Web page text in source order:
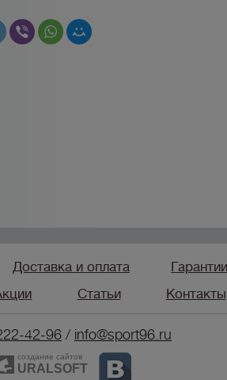
Доставка и оплата
Статьи Контакты
42-96/ info@sport96.ru
создание сайтов
URALSOFT